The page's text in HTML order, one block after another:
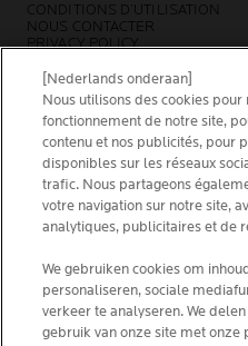
CONDITIONS D’UTILISATION
NOUS CONTACTER
PRIVACY POLICY
COOKIES POLICY
NEWSLETTER
FOUNDATION LA ROCHE-POSAY
CHOISIS TON PAYS
La Roche-Posay Laboratoire
86270 La Roche-Posay France
[email protected]
[Nederlands onderaan]
Nous utilisons des cookies pour
fonctionnement de notre site,
contenu et nos publicités, pour
disponibles sur les réseaux
trafic. Nous partageons
votre navigation sur notre site,
analytiques, publicitaires et de
We gebruiken cookies om
personaliseren, sociale
verkeer te analyseren. We
gebruik van onze site met onze